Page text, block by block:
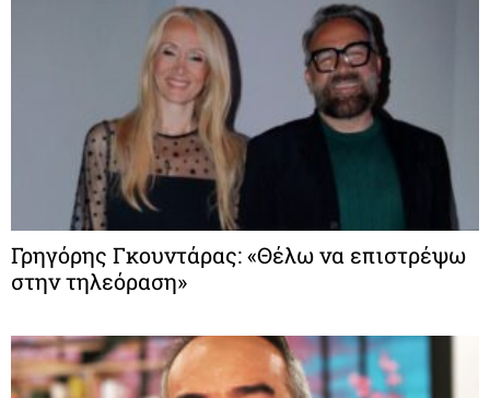
Γρηγόρης Γκουντάρας: «Θέλω να επιστρέψω
στην τηλεόραση»